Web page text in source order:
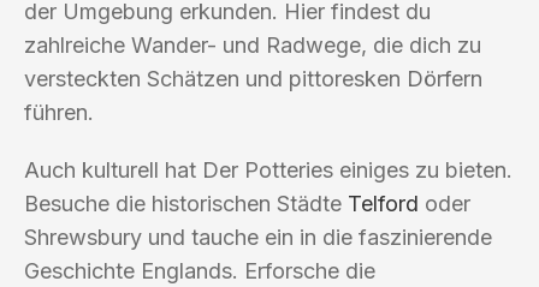
der Umgebung erkunden. Hier findest du
zahlreiche Wander- und Radwege, die dich zu
versteckten Schätzen und pittoresken Dörfern
führen.
Auch kulturell hat Der Potteries einiges zu bieten.
Besuche die historischen Städte Telford oder
Shrewsbury und tauche ein in die faszinierende
Geschichte Englands. Erforsche die